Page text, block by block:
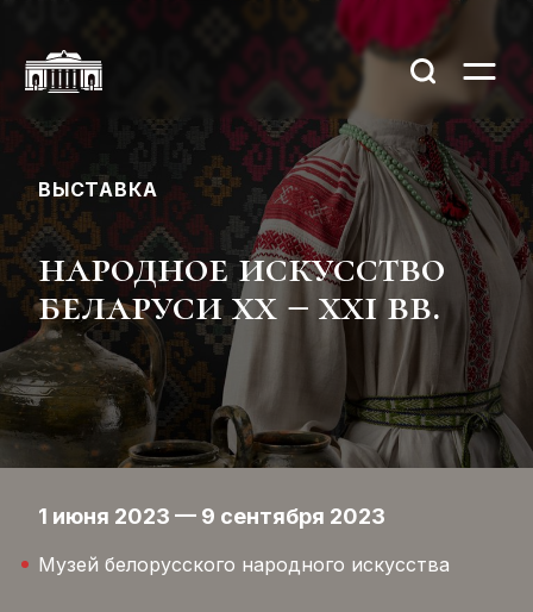
ВЫСТАВКА
народное искусство
беларуси xх – xxi вв.
1 июня 2023 — 9 сентября 2023
Музей белорусского народного искусства